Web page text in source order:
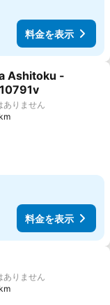
料金を表示
追加
Ashitoku -
ありません
料金を表示
追加
ありません